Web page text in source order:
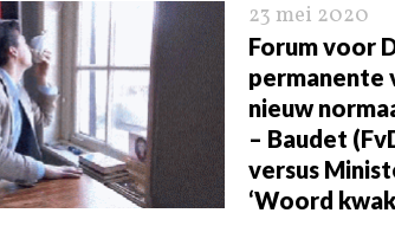
23 mei 2020
Forum voor
permanente
nieuw
– Baudet
versus
‘Woord